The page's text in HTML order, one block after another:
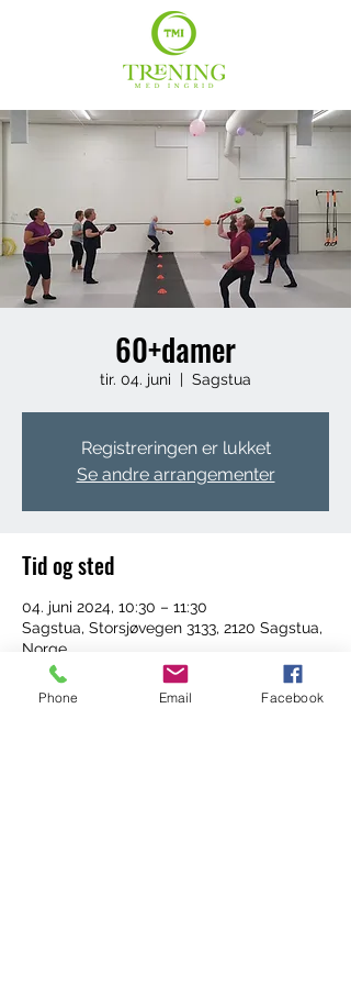
60+damer
tir. 04. juni
  |
Sagstua
Registreringen er lukket
Se andre arrangementer
Tid og sted
04. juni 2024, 10:30 – 11:30
Sagstua, Storsjøvegen 3133, 2120 Sagstua,
Norge
Phone Email Facebook